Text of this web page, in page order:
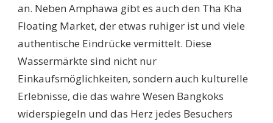
an. Neben Amphawa gibt es auch den Tha Kha
Floating Market, der etwas ruhiger ist und viele
authentische Eindrücke vermittelt. Diese
Wassermärkte sind nicht nur
Einkaufsmöglichkeiten, sondern auch kulturelle
Erlebnisse, die das wahre Wesen Bangkoks
widerspiegeln und das Herz jedes Besuchers